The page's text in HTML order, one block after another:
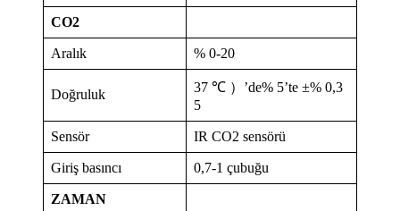
CO2
Aralık % 0-20
Doğruluk
37 ℃ ）’de% 5’te ±% 0,3
5
Sensör IR CO2 sensörü
Giriş basıncı 0,7-1 çubuğu
ZAMAN